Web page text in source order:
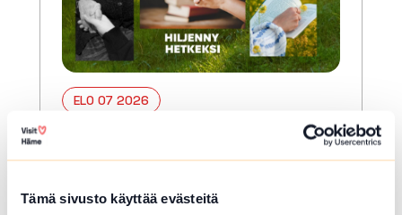
Tämä sivusto käyttää evästeitä
ELO 07 2026
Riihimäen Keskuskirkossa
2.6.–7.8.